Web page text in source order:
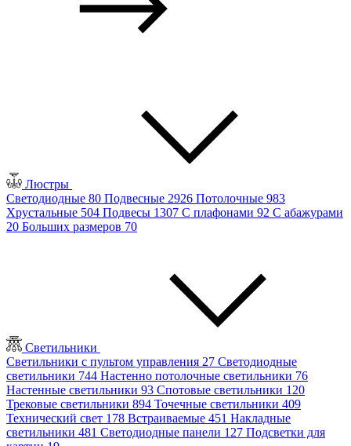
Люстры
Светодиодные 80 Подвесные 2926 Потолочные 983
Хрустальные 504 Подвесы 1307 С плафонами 92 С абажурами
20 Больших размеров 70
Светильники
Светильники с пультом управления 27 Светодиодные
светильники 744 Настенно потолочные светильники 76
Настенные светильники 93 Спотовые светильники 120
Трековые светильники 894 Точечные светильники 409
Технический свет 178 Встраиваемые 451 Накладные
светильники 481 Светодиодные панели 127 Подсветки для